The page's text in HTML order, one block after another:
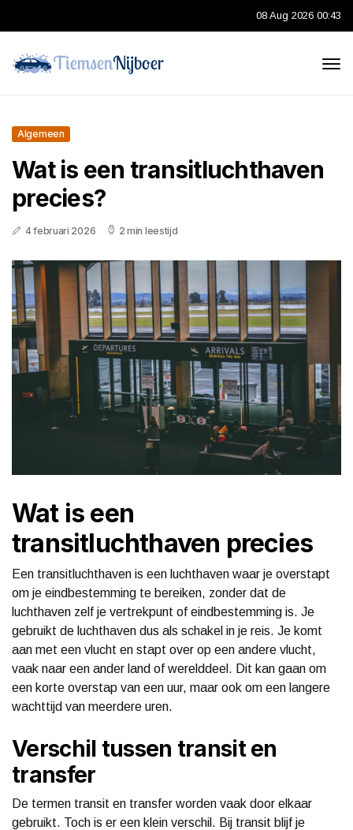
08 Aug 2026 00:43
Algemeen
Wat is een transitluchthaven
precies?
4 februari 2026 2 min leestijd
Wat is een
transitluchthaven precies
Een transitluchthaven is een luchthaven waar je overstapt
om je eindbestemming te bereiken, zonder dat de
luchthaven zelf je vertrekpunt of eindbestemming is. Je
gebruikt de luchthaven dus als schakel in je reis. Je komt
aan met een vlucht en stapt over op een andere vlucht,
vaak naar een ander land of werelddeel. Dit kan gaan om
een korte overstap van een uur, maar ook om een langere
wachttijd van meerdere uren.
Verschil tussen transit en
transfer
De termen transit en transfer worden vaak door elkaar
gebruikt. Toch is er een klein verschil. Bij transit blijf je